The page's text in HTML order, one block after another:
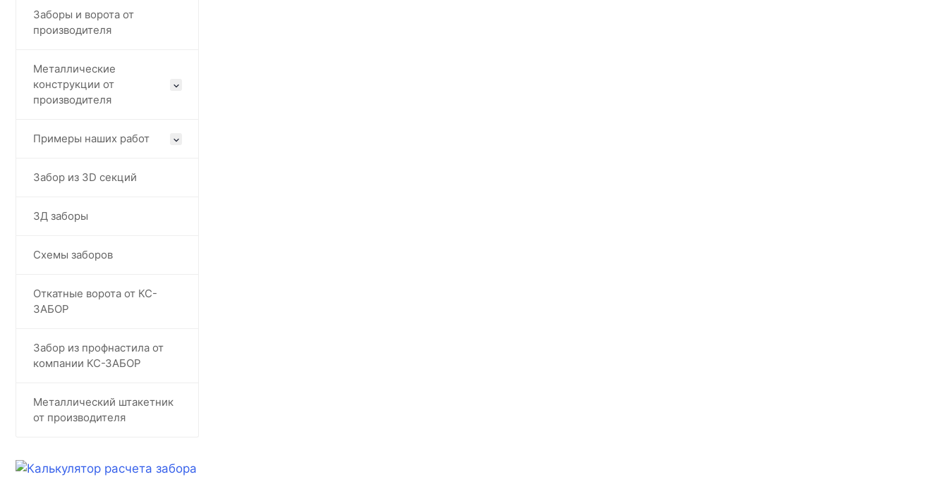
Заборы и ворота от
производителя
Металлические
конструкции от
производителя
Примеры наших работ
Забор из 3D секций
3Д заборы
Схемы заборов
Откатные ворота от КС-
ЗАБОР
Забор из профнастила от
компании КС-ЗАБОР
Металлический штакетник
от производителя